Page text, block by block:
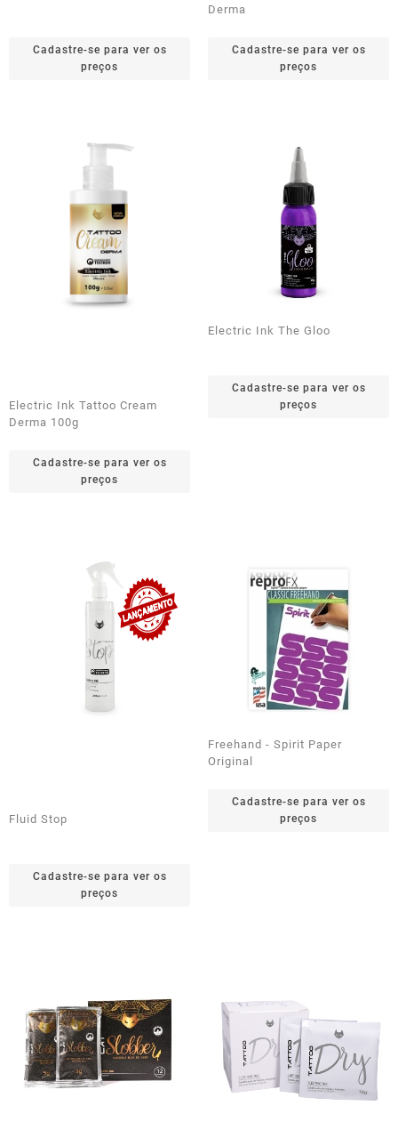
Cadastre-se para ver os
preços
Derma
Cadastre-se para ver os
preços
Electric Ink Tattoo Cream
Derma 100g
Cadastre-se para ver os
preços
Electric Ink The Gloo
Cadastre-se para ver os
preços
Fluid Stop
Cadastre-se para ver os
preços
Freehand - Spirit Paper
Original
Cadastre-se para ver os
preços